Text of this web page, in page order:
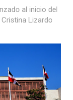
al inicio del
Lizardo